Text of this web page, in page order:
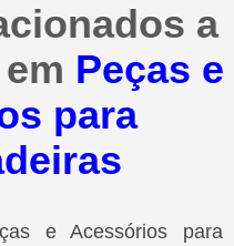
a
Peças e
para
e Acessórios para